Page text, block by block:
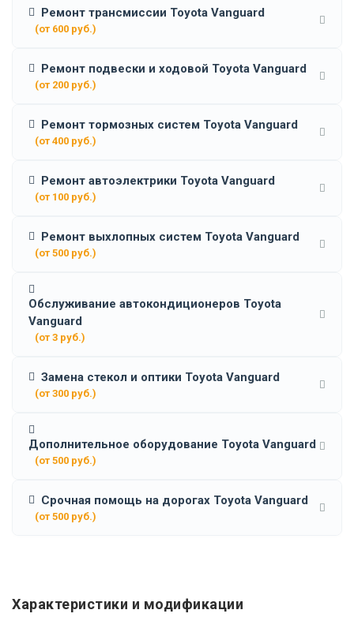
Ремонт трансмиссии Toyota Vanguard
(от 600 руб.)
Ремонт подвески и ходовой Toyota Vanguard
(от 200 руб.)
Ремонт тормозных систем Toyota Vanguard
(от 400 руб.)
Ремонт автоэлектрики Toyota Vanguard
(от 100 руб.)
Ремонт выхлопных систем Toyota Vanguard
(от 500 руб.)
Обслуживание автокондиционеров Toyota
Vanguard
(от 3 руб.)
Замена стекол и оптики Toyota Vanguard
(от 300 руб.)
Дополнительное оборудование Toyota Vanguard
(от 500 руб.)
Срочная помощь на дорогах Toyota Vanguard
(от 500 руб.)
Характеристики и модификации